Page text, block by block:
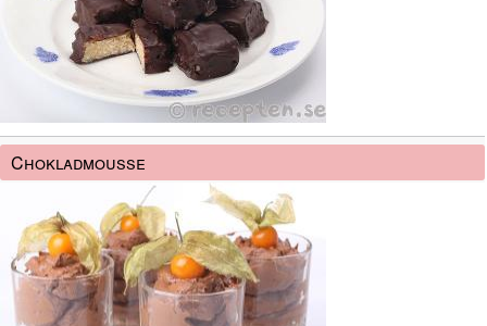
Chokladmousse